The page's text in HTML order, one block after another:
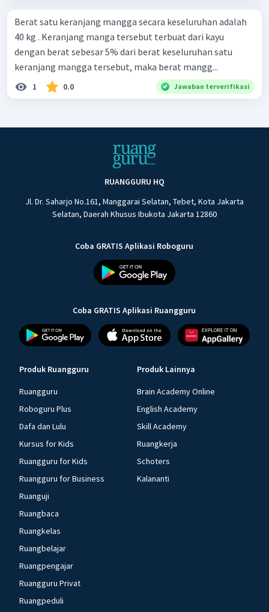
Berat satu keranjang mangga secara keseluruhan adalah
40 kg . Keranjang manga tersebut terbuat dari kayu
dengan berat sebesar 5% dari berat keseluruhan satu
keranjang mangga tersebut, maka berat mangg...
1 0.0 Jawaban terverifikasi
RUANGGURU HQ
Jl. Dr. Saharjo No.161, Manggarai Selatan, Tebet, Kota Jakarta
Selatan, Daerah Khusus Ibukota Jakarta 12860
Coba GRATIS Aplikasi Roboguru
Coba GRATIS Aplikasi Ruangguru
Produk Ruangguru
Ruangguru
Roboguru Plus
Dafa dan Lulu
Kursus for Kids
Ruangguru for Kids
Ruangguru for Business
Ruanguji
Ruangbaca
Ruangkelas
Ruangbelajar
Ruangpengajar
Ruangguru Privat
Ruangpeduli
Produk Lainnya
Brain Academy Online
English Academy
Skill Academy
Ruangkerja
Schoters
Kalananti